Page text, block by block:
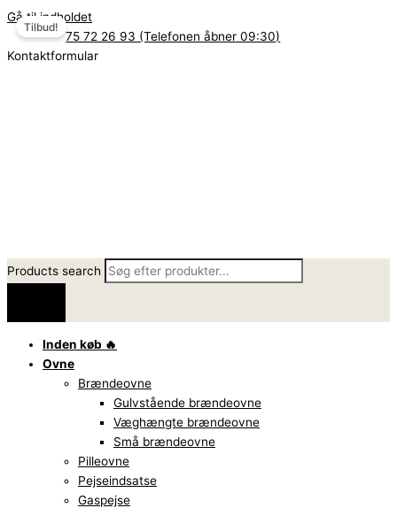
Gå til indholdet
75 72 26 93 (Telefonen åbner 09:30)
Kontaktformular
Products search
Inden køb 🔥
Ovne
Brændeovne
Gulvstående brændeovne
Væghængte brændeovne
Små brændeovne
Pilleovne
Pejseindsatse
Gaspejse
Tilbud!